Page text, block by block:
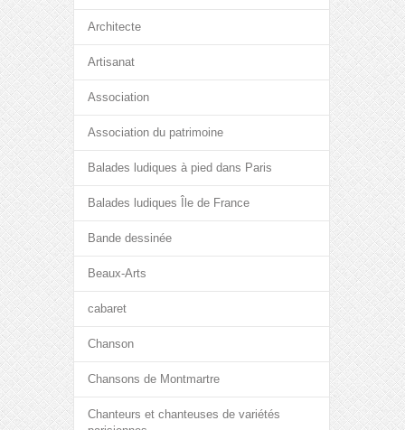
Architecte
Artisanat
Association
Association du patrimoine
Balades ludiques à pied dans Paris
Balades ludiques Île de France
Bande dessinée
Beaux-Arts
cabaret
Chanson
Chansons de Montmartre
Chanteurs et chanteuses de variétés